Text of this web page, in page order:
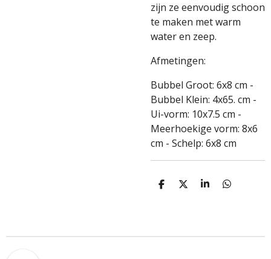
zijn ze eenvoudig schoon
te maken met warm
water en zeep.
Afmetingen:
Bubbel Groot: 6x8 cm -
Bubbel Klein: 4x65. cm -
Ui-vorm: 10x7.5 cm -
Meerhoekige vorm: 8x6
cm - Schelp: 6x8 cm
D
D
S
D